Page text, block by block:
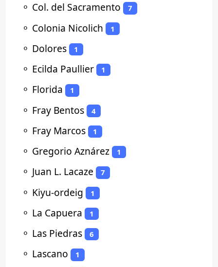
⚬ Col. del Sacramento 7
⚬ Colonia Nicolich 1
⚬ Dolores 1
⚬ Ecilda Paullier 1
⚬ Florida 1
⚬ Fray Bentos 4
⚬ Fray Marcos 1
⚬ Gregorio Aznárez 1
⚬ Juan L. Lacaze 7
⚬ Kiyu-ordeig 1
⚬ La Capuera 1
⚬ Las Piedras 6
⚬ Lascano 1